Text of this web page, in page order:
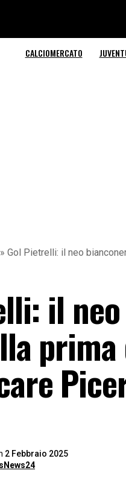
CALCIOMERCATO
» Gol Pietrelli: il neo
il
2 Febbraio 2025